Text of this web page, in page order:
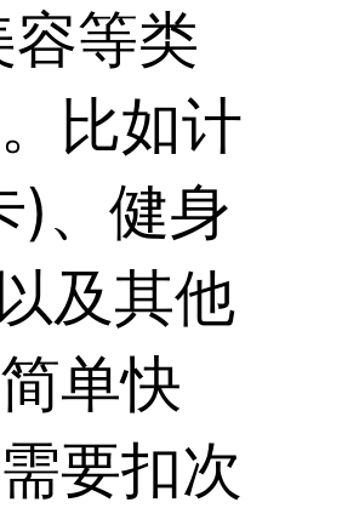
等类
比如计
)、健身
及其他
单快
要扣次